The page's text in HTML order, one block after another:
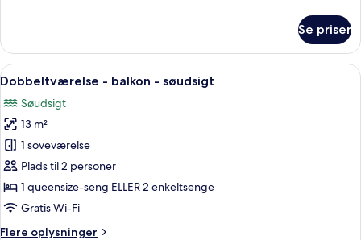
-
balkon
-
Se priser
Indlæs
alle
billeder
af
Dobbeltværelse
-
balkon
-
Dobbeltværelse - balkon - søudsigt
9
Dobbeltværelse - balkon - søudsigt
Søudsigt
13 m²
1 soveværelse
Plads til 2 personer
1 queensize-seng ELLER 2 enkeltsenge
Gratis Wi-Fi
Flere oplysninger
Flere